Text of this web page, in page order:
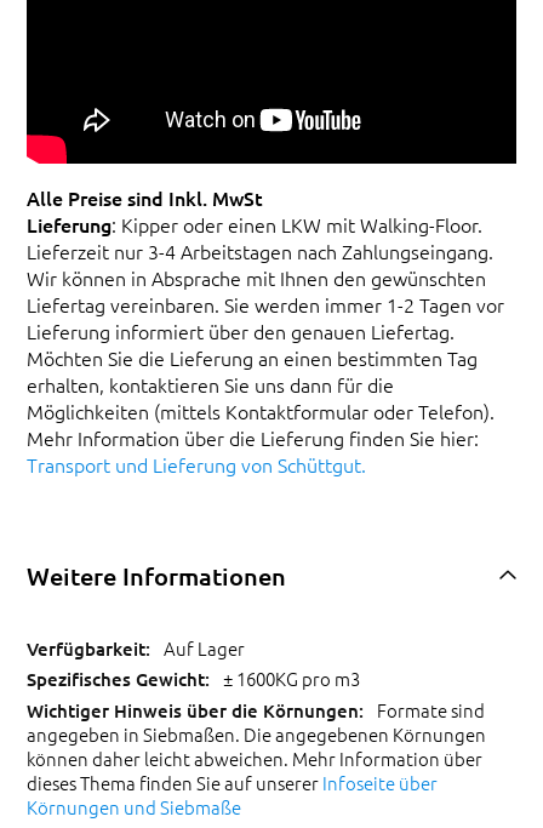
Alle Preise sind Inkl. MwSt
Lieferung: Kipper oder einen LKW mit Walking-Floor.
Lieferzeit nur 3-4 Arbeitstagen nach Zahlungseingang.
Wir können in Absprache mit Ihnen den gewünschten
Liefertag vereinbaren. Sie werden immer 1-2 Tagen vor
Lieferung informiert über den genauen Liefertag.
Möchten Sie die Lieferung an einen bestimmten Tag
erhalten, kontaktieren Sie uns dann für die
Möglichkeiten (mittels Kontaktformular oder Telefon).
Mehr Information über die Lieferung finden Sie hier:
Transport und Lieferung von Schüttgut.
Weitere Informationen
Auf Lager
± 1600KG pro m3
Formate sind
angegeben in Siebmaßen. Die angegebenen Körnungen
können daher leicht abweichen. Mehr Information über
dieses Thema finden Sie auf unsererInfoseite über
Körnungen und Siebmaße